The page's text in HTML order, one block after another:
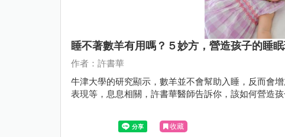
睡不著數羊有用嗎？５妙方，營造孩子的睡
作者：許書華
牛津大學的研究顯示，數羊並不會幫助入睡，反而會
表現等，息息相關，許書華醫師告訴你，該如何營造孩
收藏